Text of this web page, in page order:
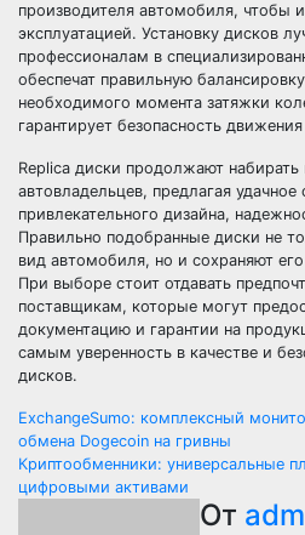
производителя автомобиля, чтобы
эксплуатацией. Установку дисков
профессионалам в
обеспечат правильную
необходимого момента затяжки
гарантирует безопасность
Replica диски продолжают набирать
автовладельцев, предлагая удачное
привлекательного дизайна,
Правильно подобранные диски не
вид автомобиля, но и сохраняют
При выборе стоит отдавать
поставщикам, которые могут
документацию и гарантии на
самым уверенность в качестве и
дисков.
Навигация
по
ExchangeSumo: комплексный
обмена Dogecoin на гривны
Криптообменники: универсальные
цифровыми активами
От